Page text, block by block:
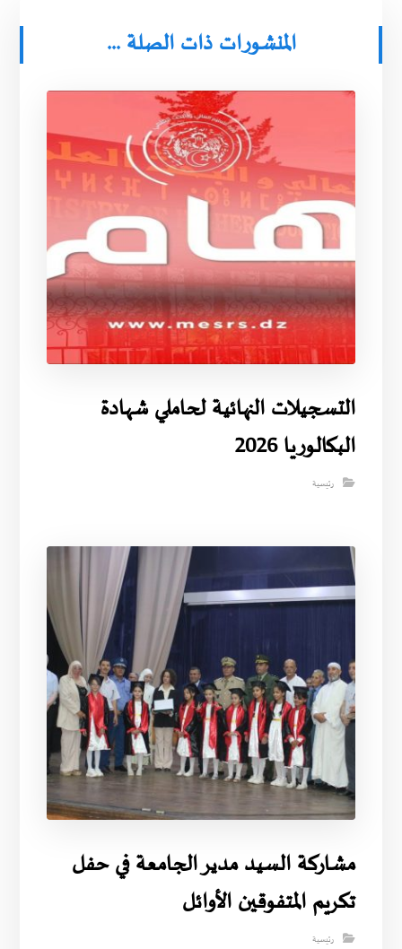
المنشورات ذات الصلة ...
التسجيلات النهائية لحاملي شهادة
البكالوريا 2026
رئيسية
مشاركة السيد مدير الجامعة في حفل
تكريم المتفوقين الأوائل
رئيسية